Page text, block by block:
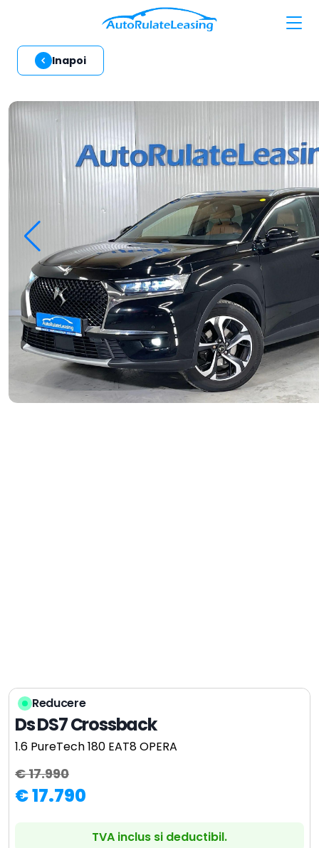
Inapoi
Reducere
Ds DS7 Crossback
1.6 PureTech 180 EAT8 OPERA
€ 17.990
€ 17.790
TVA inclus si deductibil.